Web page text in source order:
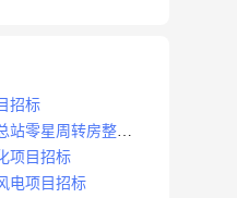
招标
站零星周转房整修
项目招标
电项目招标